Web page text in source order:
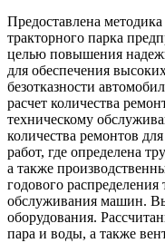
Предоставлена
тракторного парка
целью повышения
для обеспечения
безотказности
расчет количества
техническому
количества ремонтов
работ, где определена
а также
годового
обслуживания машин.
оборудования.
пара и воды, а также